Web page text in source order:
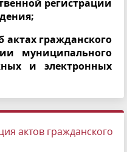
регистрации
актах гражданского
муниципального
и электронных
актов гражданского